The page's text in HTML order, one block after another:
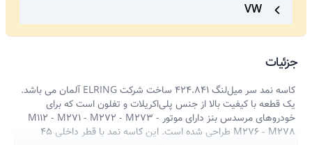
VW
جزئیات
کاسه نمد سر میل‌لنگ 424.841 ساخت شرکت ELRING آلمان می باشد.
یک قطعه با کیفیت بالا از جنس پلی‌اکریلات و تفلون است که برای
خودروهای مرسدس بنز دارای موتور M112 - M271 - M272 - M273 -
M276 - M278 طراحی شده است. این کاسه نمد با قطر داخلی 45